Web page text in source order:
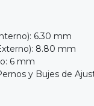
6.30 mm
8.80 mm
6 mm
y Bujes de